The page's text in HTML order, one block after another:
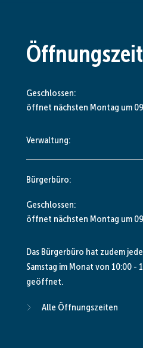
Klicken, um weitere Öffnungs-
Geschlossen:
öffnet nächsten Montag um
Verwaltung:
Bürgerbüro:
Klicken, um weitere Öffnungs-
Geschlossen:
öffnet nächsten Montag um
Das Bürgerbüro hat zudem
Samstag im Monat von 10:00 -
geöffnet.
Alle Öffnungszeiten